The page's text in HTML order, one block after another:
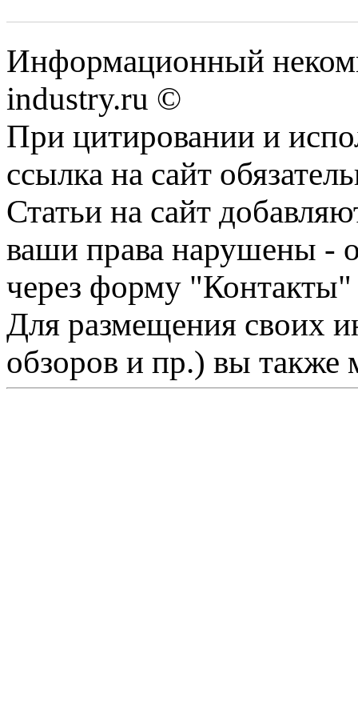
Информационный
industry.ru ©
При цитировании и
ссылка на сайт
Статьи на сайт
ваши права нарушены -
через форму "Контакты"
Для размещения своих
обзоров и пр.) вы также